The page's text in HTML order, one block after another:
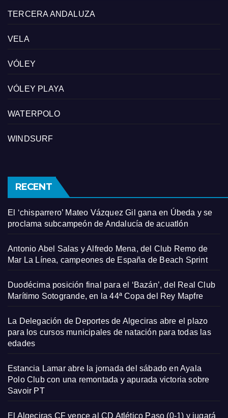
TERCERA ANDALUZA
VELA
VÓLEY
VÓLEY PLAYA
WATERPOLO
WINDSURF
RECENT
El ‘chisparrero’ Mateo Vázquez Gil gana en Úbeda y se
proclama subcampeón de Andalucía de acuatlón
Antonio Abel Salas y Alfredo Mena, del Club Remo de
Mar La Línea, campeones de España de Beach Sprint
Duodécima posición final para el ‘Bazán’, del Real Club
Marítimo Sotogrande, en la 44ª Copa del Rey Mapfre
La Delegación de Deportes de Algeciras abre el plazo
para los cursos municipales de natación para todas las
edades
Estancia Lamar abre la jornada del sábado en Ayala
Polo Club con una remontada y apurada victoria sobre
Savoir PT
El Algeciras CF vence al CD Atlético Paso (0-1) y jugará